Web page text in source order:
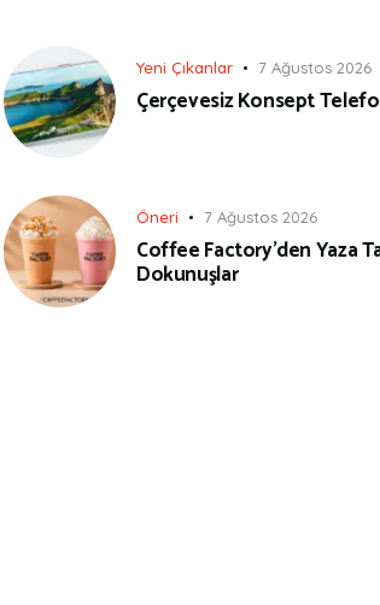
Yeni Çıkanlar 7 Ağustos 2026
Çerçevesiz Konsept
Öneri 7 Ağustos 2026
Coffee Factory’den Yaza
Dokunuşlar